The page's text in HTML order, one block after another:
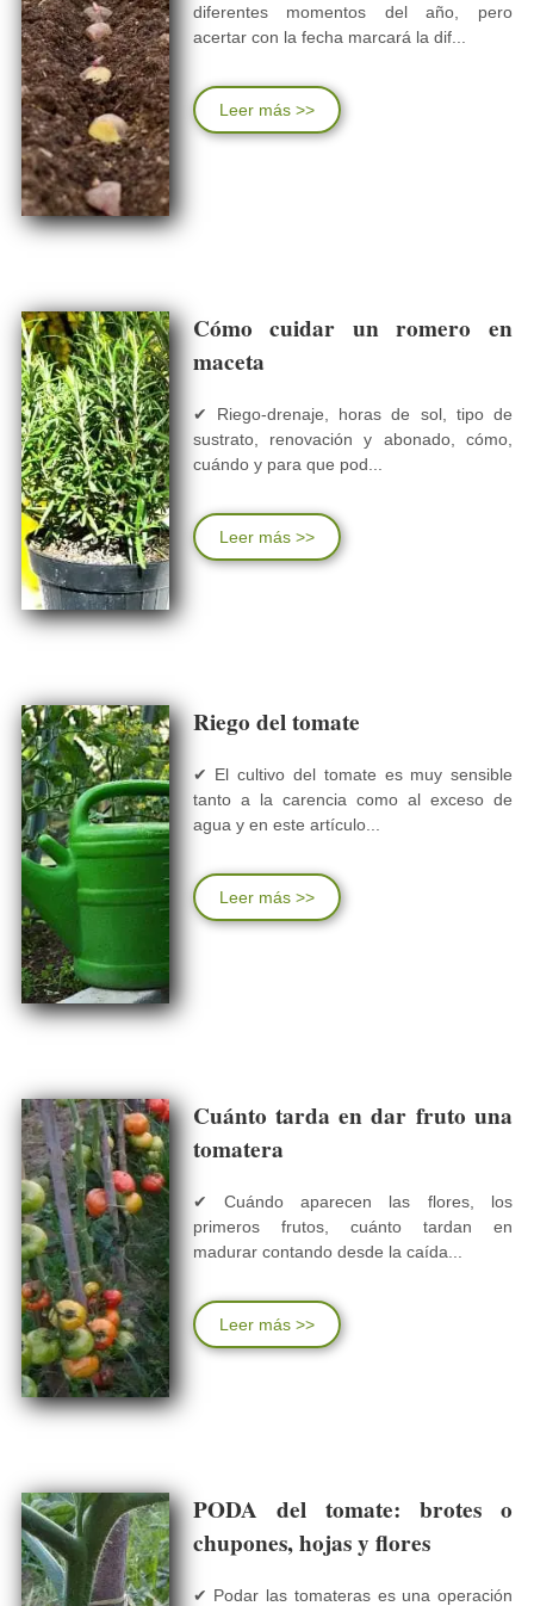
diferentes momentos del año, pero
acertar con la fecha marcará la dif...
Leer más >>
Cómo cuidar un romero en
maceta
✔ Riego-drenaje, horas de sol, tipo de
sustrato, renovación y abonado, cómo,
cuándo y para que pod...
Leer más >>
Riego del tomate
✔ El cultivo del tomate es muy sensible
tanto a la carencia como al exceso de
agua y en este artículo...
Leer más >>
Cuánto tarda en dar fruto una
tomatera
✔ Cuándo aparecen las flores, los
primeros frutos, cuánto tardan en
madurar contando desde la caída...
Leer más >>
PODA del tomate: brotes o
chupones, hojas y flores
✔ Podar las tomateras es una operación